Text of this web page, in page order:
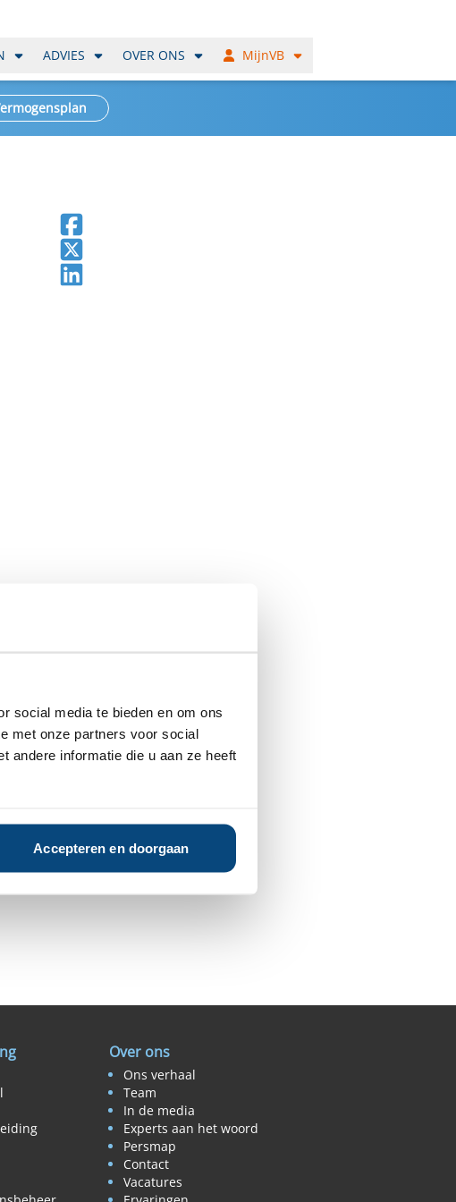
social media te bieden en om ons
met onze partners voor social
andere informatie die u aan ze heeft
Accepteren en doorgaan
ADVIES OVER ONS MijnVB
Deel op Facebook
Deel op X
Deel op LinkedIn
Over ons
Ons verhaal
Team
In de media
Experts aan het woord
Persmap
Contact
Vacatures